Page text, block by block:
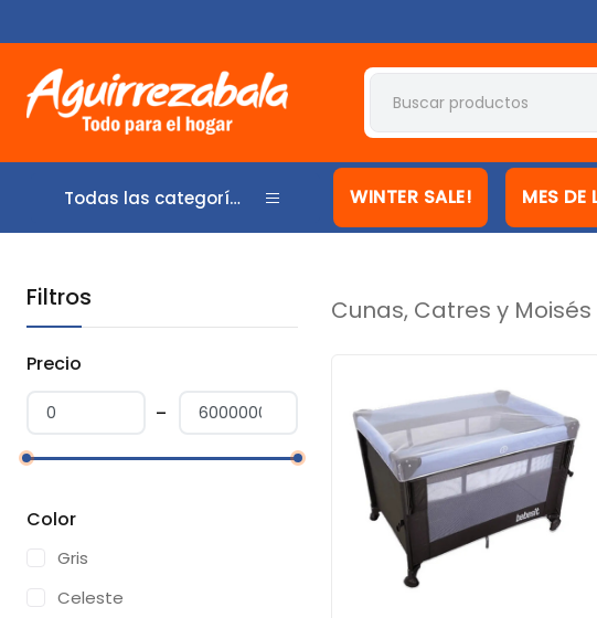
Todas las categorías WINTER SALE! MES DE
Filtros
Precio
Color
Gris
Celeste
Cunas, Catres y Moisés